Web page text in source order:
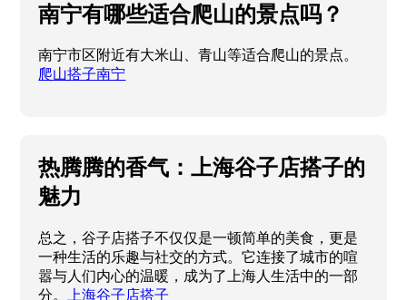
南宁有哪些适合爬山的景点吗？
南宁市区附近有大米山、青山等适合爬山的景点。
爬山搭子南宁
热腾腾的香气：上海谷子店搭子的
魅力
总之，谷子店搭子不仅仅是一顿简单的美食，更是
一种生活的乐趣与社交的方式。它连接了城市的喧
嚣与人们内心的温暖，成为了上海人生活中的一部
分。
上海谷子店搭子